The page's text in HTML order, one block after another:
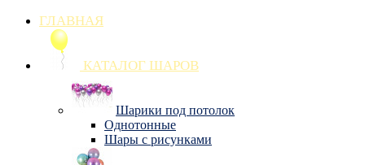
ГЛАВНАЯ
КАТАЛОГ ШАРОВ
Шарики под потолок
Однотонные
Шары с рисунками